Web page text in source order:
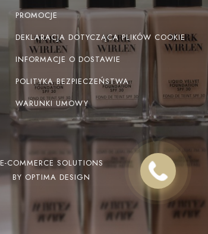
PROMOCJE
DEKLARACJA DOTYCZĄCA PLIKÓW COOKIE
INFORMACJE O DOSTAWIE
POLITYKA BEZPIECZEŃSTWA
WARUNKI UMOWY
E-COMMERCE SOLUTIONS
BY OPTIMA DESIGN